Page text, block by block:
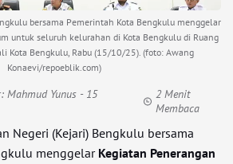
bersama Pemerintah Kota Bengkulu menggelar
untuk seluruh kelurahan di Kota Bengkulu di Ruang
Kota Bengkulu, Rabu (15/10/25). (foto: Awang
Konaevi/repoeblik.com)
Mahmud Yunus - 15
2 Menit
Membaca
Negeri (Kejari) Bengkulu bersama
menggelar Kegiatan Penerangan